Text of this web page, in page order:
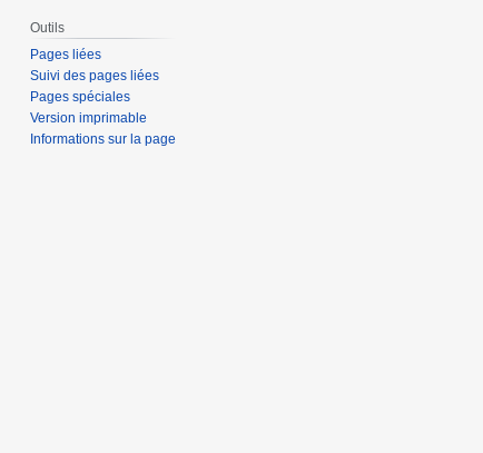
Outils
Pages liées
Suivi des pages liées
Pages spéciales
Version imprimable
Informations sur la page